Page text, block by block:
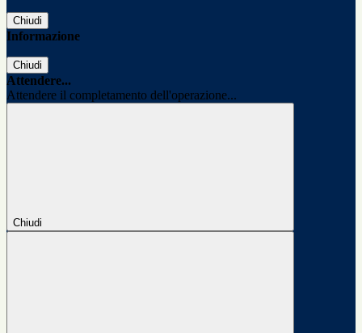
Chiudi
Informazione
Chiudi
Attendere...
Attendere il completamento dell'operazione...
Chiudi